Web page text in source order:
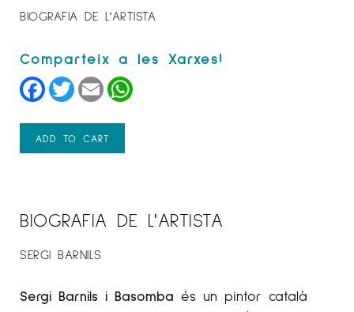
BIOGRAFIA DE L'ARTISTA
Facebook
TwitterEmail
ADD TO CART
BIOGRAFIA DE L'ARTISTA
SERGI BARNILS
Sergi Barnils i Basomba és un pintor català